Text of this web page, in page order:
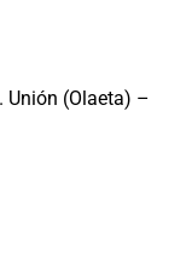
Unión (Olaeta) –